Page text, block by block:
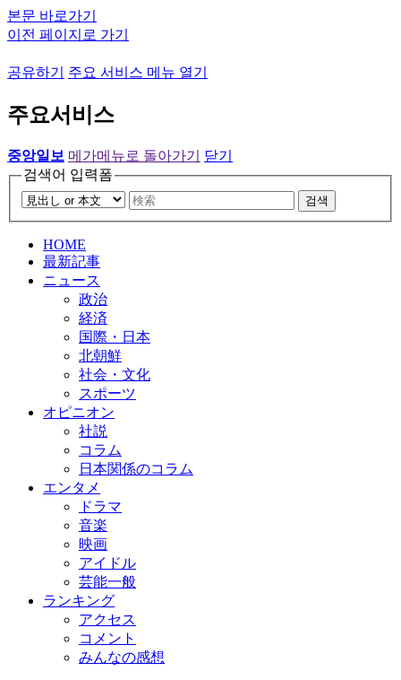
본문 바로가기
이전 페이지로 가기
공유하기 주요 서비스 메뉴 열기
주요서비스
중앙일보 메가메뉴로 돌아가기
닫기
검색어 입력폼
검색
HOME
最新記事
ニュース
政治
経済
国際・日本
北朝鮮
社会・文化
スポーツ
オピニオン
社説
コラム
日本関係のコラム
エンタメ
ドラマ
音楽
映画
アイドル
芸能一般
ランキング
アクセス
コメント
みんなの感想